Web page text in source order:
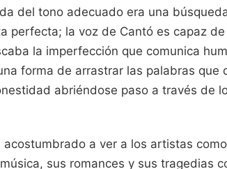
del tono adecuado era una
perfecta; la voz de Cantó es capaz
la imperfección que comunica
forma de arrastrar las palabras que
abriéndose paso a través de
a ver a los artistas
sus romances y sus tragedias